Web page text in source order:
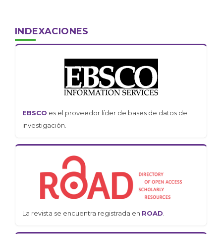
INDEXACIONES
EBSCO es el proveedor líder de bases de datos de
investigación.
La revista se encuentra registrada en ROAD